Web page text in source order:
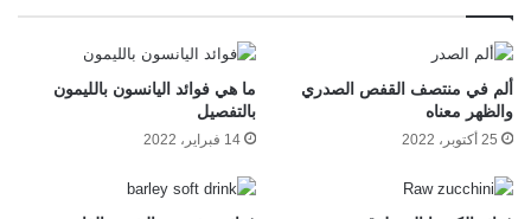
ألم في منتصف القفص الصدري
والظهر معناه
25 أكتوبر، 2022
ما هي فوائد اليانسون بالليمون
بالتفصيل
14 فبراير، 2022